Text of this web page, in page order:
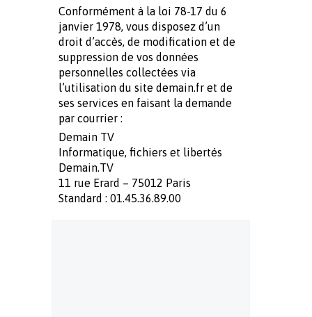
Conformément à la loi 78-17 du 6
janvier 1978, vous disposez d’un
droit d’accès, de modification et de
suppression de vos données
personnelles collectées via
l’utilisation du site demain.fr et de
ses services en faisant la demande
par courrier :
Demain TV
Informatique, fichiers et libertés
Demain.TV
11 rue Erard – 75012 Paris
Standard : 01.45.36.89.00